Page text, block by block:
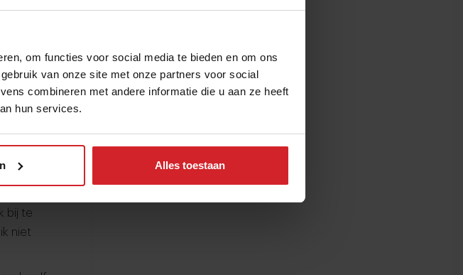
om functies voor social media te bieden en om ons
van onze site met onze partners voor social
combineren met andere informatie die u aan ze heeft
hun services.
Alles toestaan
ook
ik
de
bij te
niet